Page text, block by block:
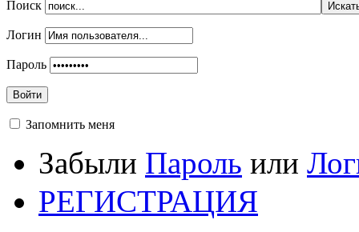
Поиск
Логин
Пароль
Войти
Запомнить меня
Забыли Пароль или
РЕГИСТРАЦИЯ